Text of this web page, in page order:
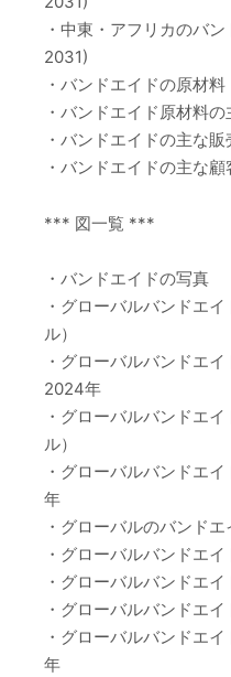
・中東・アフリカのバ
2031)
・バンドエイドの原材料
・バンドエイド原材料
・バンドエイドの主な
・バンドエイドの主な顧
*** 図一覧 ***
・バンドエイドの写真
・グローバルバンドエ
ル）
・グローバルバンドエ
2024年
・グローバルバンドエ
ル）
・グローバルバンドエ
年
・グローバルのバンド
・グローバルバンドエ
・グローバルバンドエ
・グローバルバンドエ
・グローバルバンドエ
年